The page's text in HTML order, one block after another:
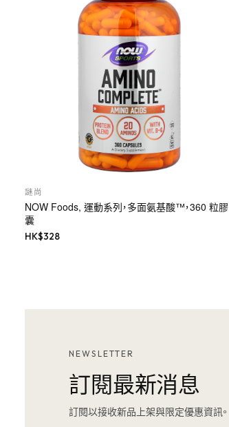
謎尚
NOW Foods, 運動系列，多面氨基酸™，360 粒膠
囊
HK$328
NEWSLETTER
訂閱最新消息
訂閱以接收新品上架與限定優惠資訊。